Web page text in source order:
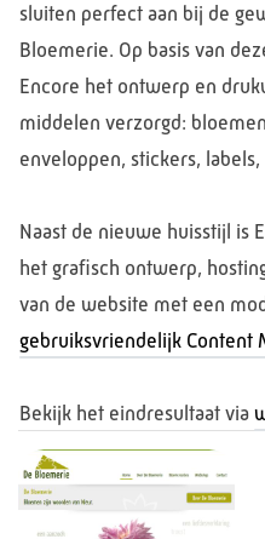
sluiten perfect aan bij de
Bloemerie. Op basis van
Encore het ontwerp en
middelen verzorgd:
enveloppen, stickers,
Naast de nieuwe huisstijl is
het grafisch ontwerp,
van de website met een
gebruiksvriendelijk Content
Bekijk het eindresultaat via